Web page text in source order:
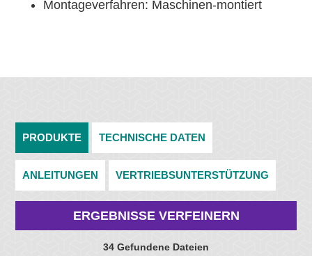
Montageverfahren: Maschinen-montiert
PRODUKTE TECHNISCHE DATEN
ANLEITUNGEN VERTRIEBSUNTERSTÜTZUNG
ERGEBNISSE VERFEINERN
34 Gefundene Dateien